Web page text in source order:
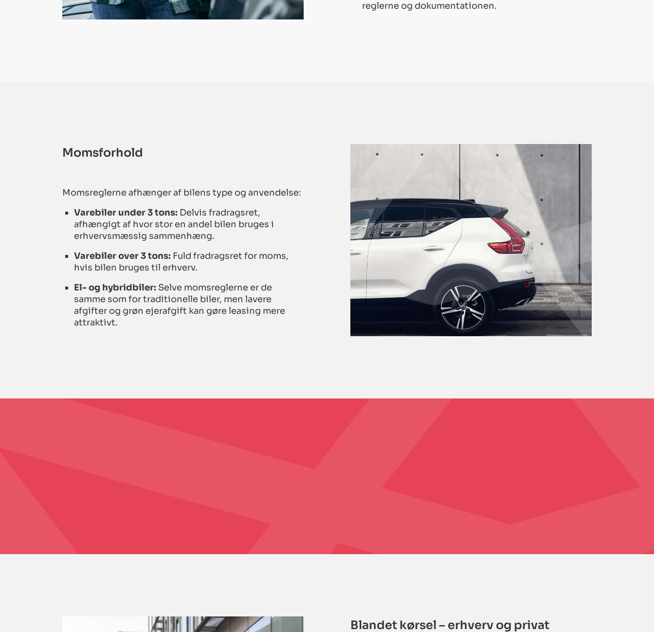
reglerne og dokumentationen.
Momsforhold
Momsreglerne afhænger af bilens type og anvendelse:
Varebiler under 3 tons: Delvis fradragsret,
afhængigt af hvor stor en andel bilen bruges i
erhvervsmæssig sammenhæng.
Varebiler over 3 tons: Fuld fradragsret for moms,
hvis bilen bruges til erhverv.
El- og hybridbiler: Selve momsreglerne er de
samme som for traditionelle biler, men lavere
afgifter og grøn ejerafgift kan gøre leasing mere
attraktivt.
Blandet kørsel – erhverv og privat